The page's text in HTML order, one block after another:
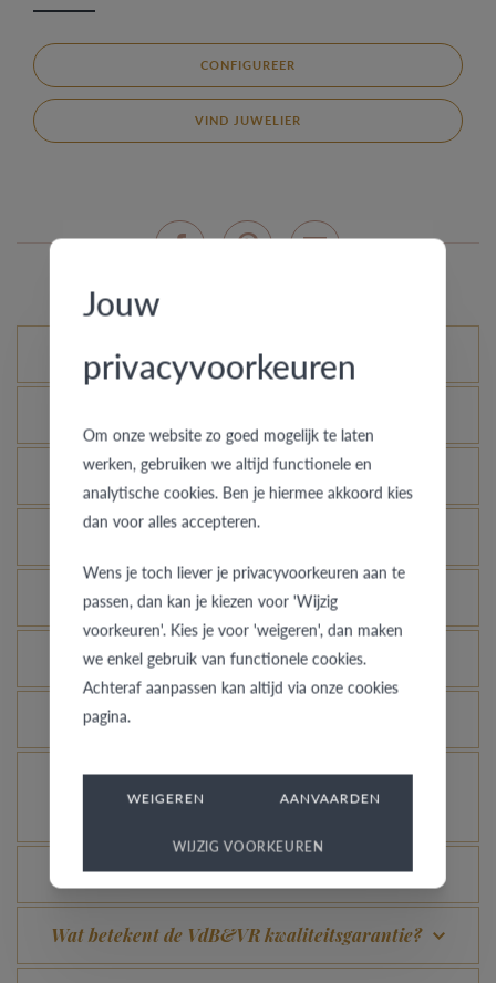
CONFIGUREER
VIND JUWELIER
Mogelijke varianten
Wat is zilver?
Waarom zou je kiezen voor een zilveren ring?
Wat is de kleur van zilver?
Over het dragen van zilver …
Hoe wordt de zuiverheid van zilver uitgedrukt?
Kan je de zilveren ring er terug als nieuw laten
Kan elke ring gegraveerd worden?
Wat betekent de VdB&VR kwaliteitsgarantie?
Jouw
privacyvoorkeuren
Om onze website zo goed mogelijk te laten
werken, gebruiken we altijd functionele en
analytische cookies. Ben je hiermee akkoord kies
dan voor alles accepteren.
Wens je toch liever je privacyvoorkeuren aan te
passen, dan kan je kiezen voor 'Wijzig
voorkeuren'. Kies je voor 'weigeren', dan maken
we enkel gebruik van functionele cookies.
Achteraf aanpassen kan altijd via onze cookies
pagina.
WEIGEREN AANVAARDEN
WIJZIG VOORKEUREN